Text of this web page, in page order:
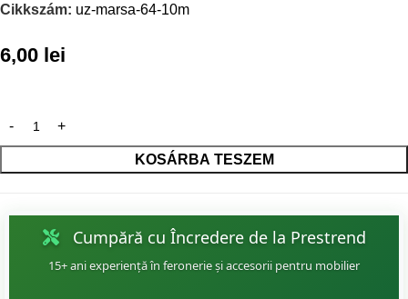
Cikkszám: uz-marsa-64-10m
6,00 lei
KOSÁRBA TESZEM
Cumpără cu Încredere de la Prestrend
15+ ani experiență în feronerie și accesorii pentru mobilier